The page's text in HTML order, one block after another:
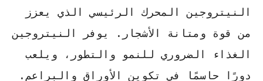
النيتروجينالمحرك الرئيسي الذي يعزز
من قوة ومتانة الأشجار. يوفر النيتروجين
الغذاء الضروري للنمو والتطور، ويلعب
دورًا حاسمًا في تكوين الأوراق والبراعم.